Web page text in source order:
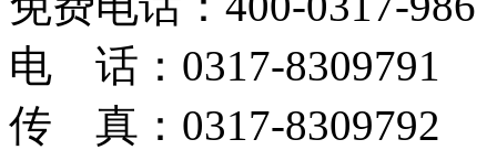
电 话：0317-8309791
传 真：0317-8309792